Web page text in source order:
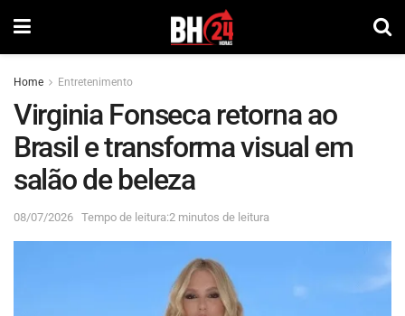
Home Entretenimento
Virginia Fonseca retorna ao
Brasil e transforma visual em
salão de beleza
08/07/2026 Tempo de leitura:2 minutos de leitura